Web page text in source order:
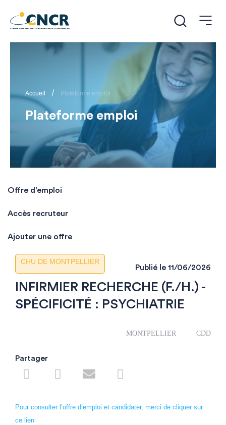
Accueil / Plateforme emploi
Plateforme emploi
Offre d’emploi
Accès recruteur
Ajouter une offre
CHU DE MONTPELLIER
Publié le 11/06/2026
INFIRMIER RECHERCHE (F./H.) -
SPÉCIFICITÉ : PSYCHIATRIE
MONTPELLIER CDD
Partager
Pour consulter l’offre d’emploi et candidater, merci de cliquer sur
ce lien